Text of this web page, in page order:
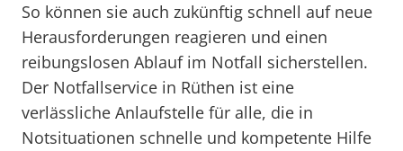
So können sie auch zukünftig schnell auf neue
Herausforderungen reagieren und einen
reibungslosen Ablauf im Notfall sicherstellen.
Der Notfallservice in Rüthen ist eine
verlässliche Anlaufstelle für alle, die in
Notsituationen schnelle und kompetente Hilfe